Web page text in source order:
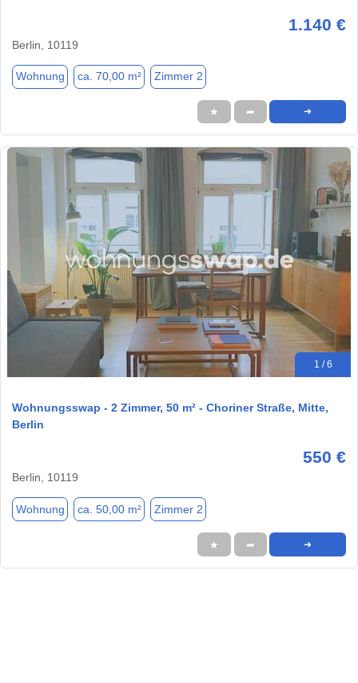
1.140 €
Berlin, 10119
Wohnung ca. 70,00 m² Zimmer 2
★ ➦ ➜
1 / 6
Wohnungsswap - 2 Zimmer, 50 m² - Choriner Straße, Mitte,
Berlin
550 €
Berlin, 10119
Wohnung ca. 50,00 m² Zimmer 2
★ ➦ ➜